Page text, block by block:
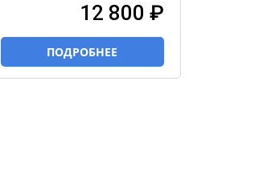
12 800 ₽
ПОДРОБНЕЕ